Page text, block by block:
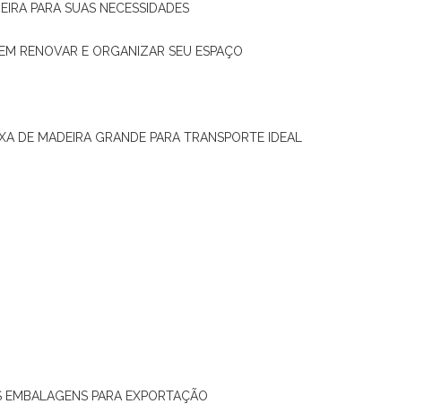
PARA SUAS NECESSIDADES
RENOVAR E ORGANIZAR SEU ESPAÇO
DE MADEIRA GRANDE PARA TRANSPORTE IDEAL
EMBALAGENS PARA EXPORTAÇÃO